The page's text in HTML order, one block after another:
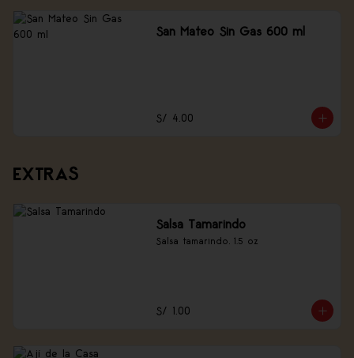
San Mateo Sin Gas 600 ml
S/ 4.00
EXTRAS
Salsa Tamarindo
Salsa tamarindo, 1.5 oz
S/ 1.00